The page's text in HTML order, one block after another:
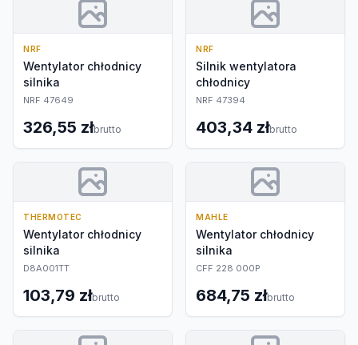
NRF
Wentylator chłodnicy
silnika
NRF 47649
326,55 złbrutto
NRF
Silnik wentylatora
chłodnicy
NRF 47394
403,34 złbrutto
THERMOTEC
Wentylator chłodnicy
silnika
D8A001TT
103,79 złbrutto
MAHLE
Wentylator chłodnicy
silnika
CFF 228 000P
684,75 złbrutto